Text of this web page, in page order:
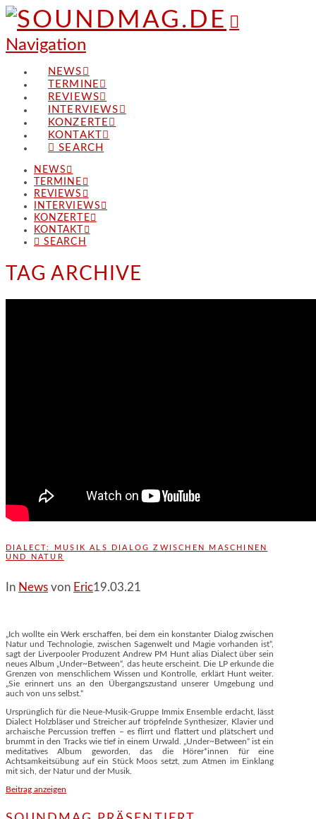
Navigation
NEWS
TERMINE
REVIEWS
INTERVIEWS
KONZERTE
KONTAKT
SEARCH
NEWS
TERMINE
REVIEWS
INTERVIEWS
KONZERTE
KONTAKT
SEARCH
TAG ARCHIVE
DIALECT: MUSIK ALS DIALOG ZWISCHEN MASCHINEN
UND NATUR
In News von Eric19.03.21
„Ich wollte ein Werk erschaffen, bei dem ein konstanter Dialog zwischen
Natur und Technologie, zwischen Sagenwelt und Magie vorhanden ist“,
sagt der Liverpooler Produzent Andrew PM Hunt alias Dialect über sein
neues Album „Under~Between“, das heute erscheint. Die LP erkunde die
Grenzen von menschlichem Wissen und Kontrolle, erklärt Hunt weiter.
„Sie erinnert uns an den Übergangszustand unserer Umgebung und
auch von uns selbst.“
Ursprünglich für die Neue-Musik-Gruppe Immix Ensemble erdacht, lässt
Dialect Holzbläser und Streicher auf tröpfelnde Synthesizer, Klavier und
archaische Percussion treffen – es flirrt und flattert und plätschert und
brummt in den Tracks wie tief in einem Urwald. „Under~Between“ ist ein
meditatives Album geworden, das die Hörer*innen für eine
Achtsamkeitsübung auf ein Stück Moos setzt, zum Atmen im Einklang
mit sich, der Natur und der Musik.
Beitrag anzeigen